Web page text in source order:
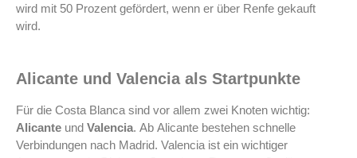
wird mit 50 Prozent gefördert, wenn er über Renfe gekauft
wird.
Alicante und Valencia als Startpunkte
Für die Costa Blanca sind vor allem zwei Knoten wichtig:
Alicante und Valencia. Ab Alicante bestehen schnelle
Verbindungen nach Madrid. Valencia ist ein wichtiger